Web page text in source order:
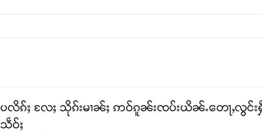
ပလိၵ်ႈ လႄႈ သိုၵ်းမၢၼ်ႈ ဢဝ်ၵူၼ်းၸပ်းယိၼ်ႉတေႃႇလွင်း
သဵဝ်ႈ